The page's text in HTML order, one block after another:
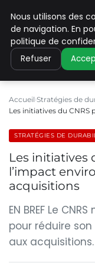
Accueil Stratégies de
Les initiatives du
STRATÉGIES DE
Les initiatives
l’impact
acquisitions
EN BREF Le
pour réduire
aux
Nous utilisons des
de navigation. En
politique de
Refuser